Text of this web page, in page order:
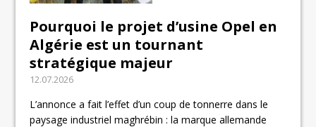
Pourquoi le projet d’usine Opel en
Algérie est un tournant
stratégique majeur
12.07.2026
L’annonce a fait l’effet d’un coup de tonnerre dans le
paysage industriel maghrébin : la marque allemande